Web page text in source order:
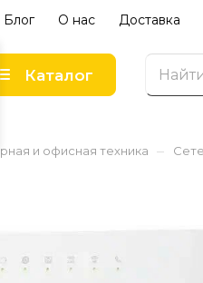
Блог О нас Доставка
Каталог
и офисная техника –